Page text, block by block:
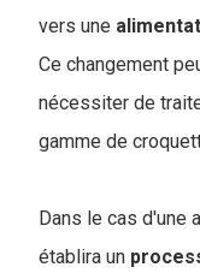
vers une
Ce changement
nécessiter de
gamme de
Dans le cas d'une
établira un